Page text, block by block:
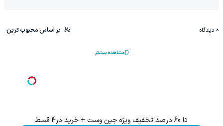
0 دیدگاه بر اساس محبوب ترین
مشاهده بیشتر
تا 60 درصد تخفیف ویژه جین وست + خرید در4 قسط